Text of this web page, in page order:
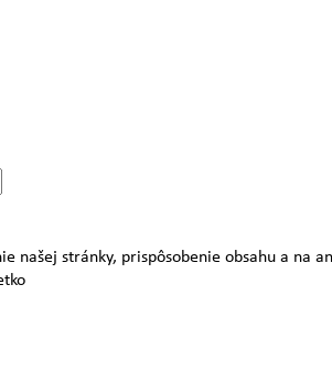
našej stránky, prispôsobenie obsahu a na